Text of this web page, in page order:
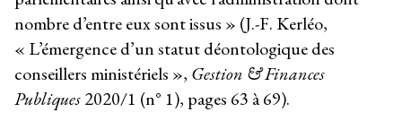
nombre d’entre eux sont issus » (J.-F. Kerléo,
« L’émergence d’un statut déontologique des
conseillers ministériels », Gestion & Finances
Publiques2020/1 (n° 1), pages 63 à 69).